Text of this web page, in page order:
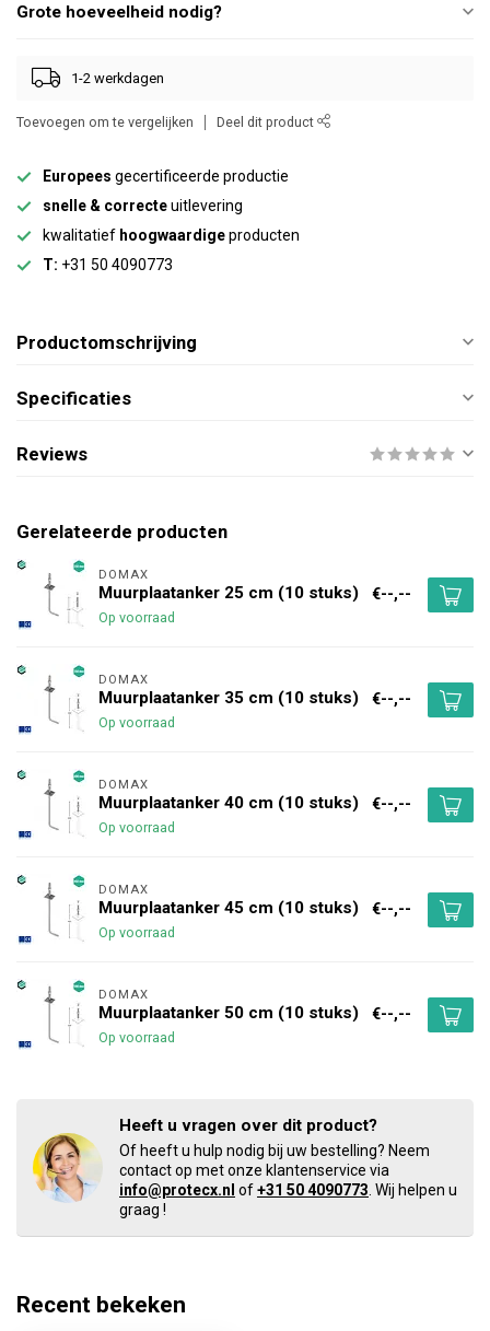
Grote hoeveelheid nodig?
1-2 werkdagen
Toevoegen om te vergelijken Deel dit product
Europees gecertificeerde productie
snelle & correcteuitlevering
kwalitatief hoogwaardigeproducten
T: +31 50 4090773
Productomschrijving
Specificaties
Reviews
Gerelateerde producten
DOMAX
Muurplaatanker 25 cm (10 stuks)
Op voorraad
€--,--
DOMAX
Muurplaatanker 35 cm (10 stuks)
Op voorraad
€--,--
DOMAX
Muurplaatanker 40 cm (10 stuks)
Op voorraad
€--,--
DOMAX
Muurplaatanker 45 cm (10 stuks)
Op voorraad
€--,--
DOMAX
Muurplaatanker 50 cm (10 stuks)
Op voorraad
€--,--
Heeft u vragen over dit product?
Of heeft u hulp nodig bij uw bestelling? Neem
contact op met onze klantenservice via
info@protecx.nl of+31 50 4090773 . Wij helpen u
graag !
Recent bekeken